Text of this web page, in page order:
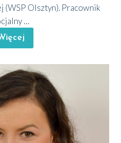
(WSP Olsz­tyn). Pra­cow­nik
…